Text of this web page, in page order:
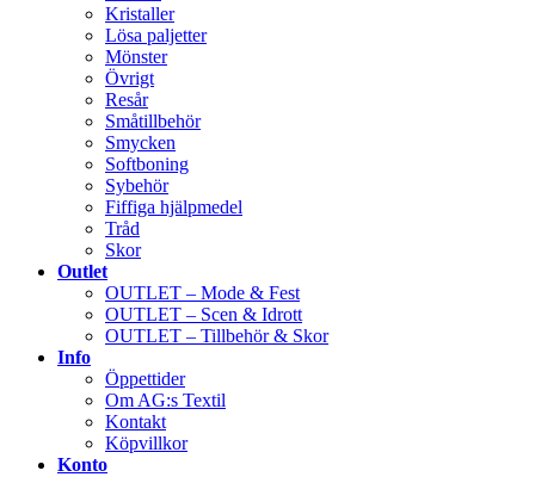
Kristaller
Lösa paljetter
Mönster
Övrigt
Resår
Småtillbehör
Smycken
Softboning
Sybehör
Fiffiga hjälpmedel
Tråd
Skor
Outlet
OUTLET – Mode & Fest
OUTLET – Scen & Idrott
OUTLET – Tillbehör & Skor
Info
Öppettider
Om AG:s Textil
Kontakt
Köpvillkor
Konto